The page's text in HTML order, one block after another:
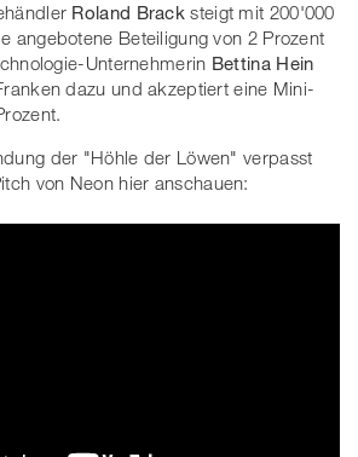
Roland Brack steigt mit 200'000
angebotene Beteiligung von 2 Prozent
Unternehmerin Bettina Hein
dazu und akzeptiert eine Mini-
der "Höhle der Löwen" verpasst
von Neon hier anschauen: